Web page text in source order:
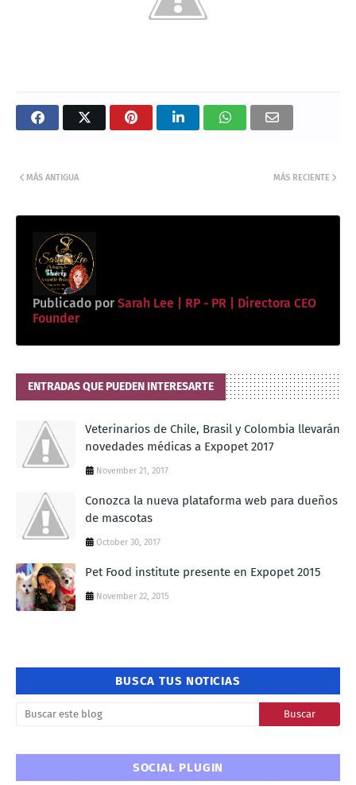
MÁS RECIENTE
MÁS ANTIGUA
Publicado por Sarah Lee | RP - PR | Directora CEO
Founder
ENTRADAS QUE PUEDEN INTERESARTE
Veterinarios de Chile, Brasil y Colombia llevarán
novedades médicas a Expopet 2017
November 21, 2017
Conozca la nueva plataforma web para dueños
de mascotas
October 30, 2017
Pet Food institute presente en Expopet 2015
November 22, 2015
BUSCA TUS NOTICIAS
SOCIAL PLUGIN